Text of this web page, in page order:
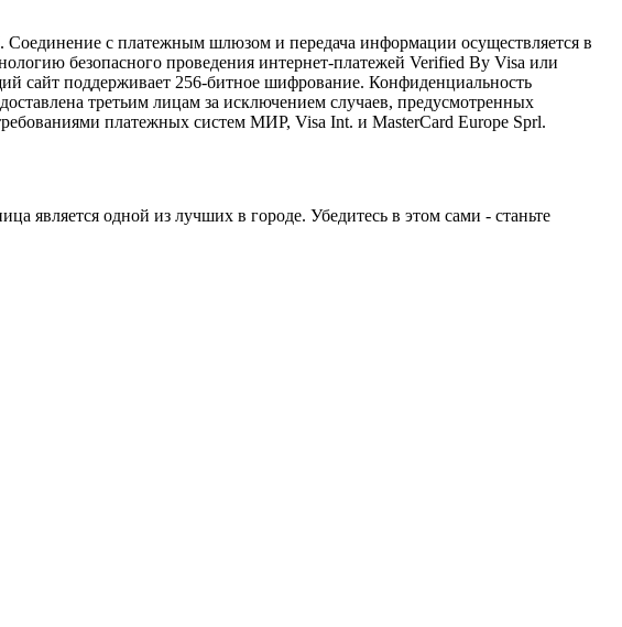
с платежным шлюзом и передача информации осуществляется в
безопасного проведения интернет-платежей Verified By Visa или
сайт поддерживает 256-битное шифрование. Конфиденциальность
третьим лицам за исключением случаев, предусмотренных
платежных систем МИР, Visa Int. и MasterCard Europe Sprl.
является одной из лучших в городе. Убедитесь в этом сами - станьте